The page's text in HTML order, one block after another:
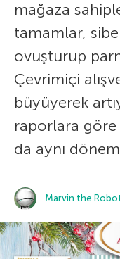
mağaza
tamamlar,
ovuşturup
Çevrimiçi
büyüyerek
raporlara göre
da aynı
Marvin the